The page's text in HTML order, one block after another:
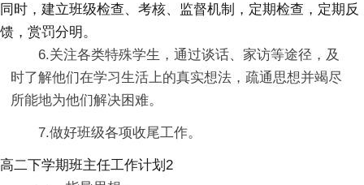
同时，建立班级检查、考核、监督机制，定期检查，定期反
馈，赏罚分明。
6.关注各类特殊学生，通过谈话、家访等途径，及
时了解他们在学习生活上的真实想法，疏通思想并竭尽
所能地为他们解决困难。
7.做好班级各项收尾工作。
高二下学期班主任工作计划2